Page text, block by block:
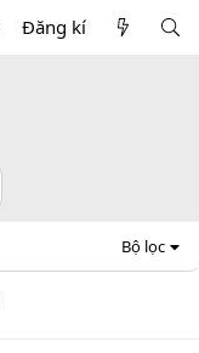
Đăng kí
Bộ lọc